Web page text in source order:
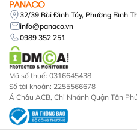
32/39 Bùi Đình Túy, Phường Bình
info@panaco.vn
0989 352 251
Mã số thuế: 0316645438
Số tài khoản: 2255566678
Á Châu ACB, Chi Nhánh Quận Tân